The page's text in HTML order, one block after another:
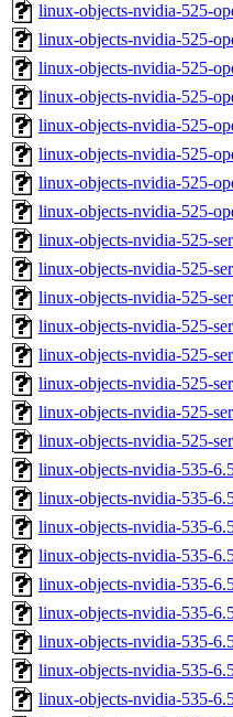
linux-objects-nvidia-525-
linux-objects-nvidia-525-
linux-objects-nvidia-525-
linux-objects-nvidia-525-
linux-objects-nvidia-525-
linux-objects-nvidia-525-
linux-objects-nvidia-525-
linux-objects-nvidia-525-
linux-objects-nvidia-525-
linux-objects-nvidia-525-
linux-objects-nvidia-525-
linux-objects-nvidia-525-
linux-objects-nvidia-525-
linux-objects-nvidia-525-
linux-objects-nvidia-525-
linux-objects-nvidia-525-
linux-objects-nvidia-535-
linux-objects-nvidia-535-
linux-objects-nvidia-535-
linux-objects-nvidia-535-
linux-objects-nvidia-535-
linux-objects-nvidia-535-
linux-objects-nvidia-535-
linux-objects-nvidia-535-
linux-objects-nvidia-535-